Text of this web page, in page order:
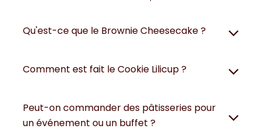
Qu'est-ce que le Brownie Cheesecake ?
Comment est fait le Cookie Lilicup ?
Peut-on commander des pâtisseries pour
un événement ou un buffet ?